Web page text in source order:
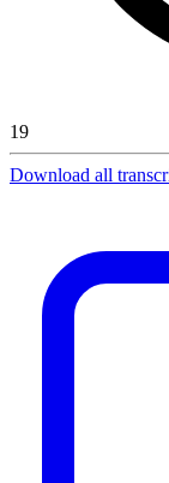
19
Download all